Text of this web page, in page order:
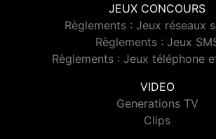
JEUX CONCOURS
Règlements : Jeux réseaux
Règlements : Jeux
Règlements : Jeux téléphone
VIDEO
Generations TV
Clips